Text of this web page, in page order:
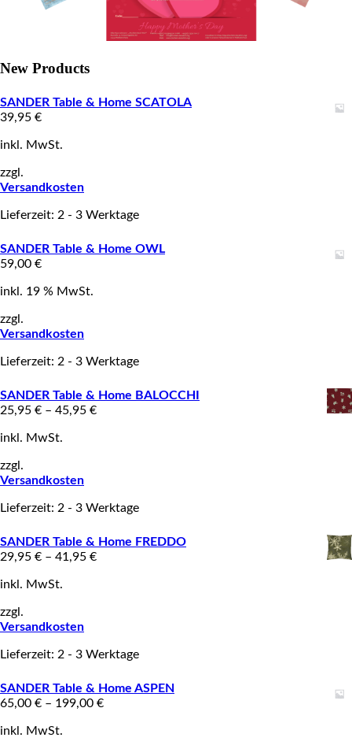
New Products
SANDER Table & Home SCATOLA
39,95 €
inkl. MwSt.
zzgl.
Versandkosten
Lieferzeit: 2 - 3 Werktage
SANDER Table & Home OWL
59,00 €
inkl. 19 % MwSt.
zzgl.
Versandkosten
Lieferzeit: 2 - 3 Werktage
SANDER Table & Home BALOCCHI
25,95 € – 45,95 €
inkl. MwSt.
zzgl.
Versandkosten
Lieferzeit: 2 - 3 Werktage
SANDER Table & Home FREDDO
29,95 € – 41,95 €
inkl. MwSt.
zzgl.
Versandkosten
Lieferzeit: 2 - 3 Werktage
SANDER Table & Home ASPEN
65,00 € – 199,00 €
inkl. MwSt.